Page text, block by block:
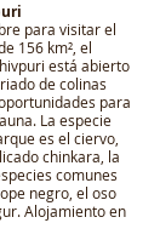
para visitar el
156 km², el
está abierto
de colinas
para
La especie
es el ciervo,
chinkara, la
comunes
negro, el oso
Alojamiento en